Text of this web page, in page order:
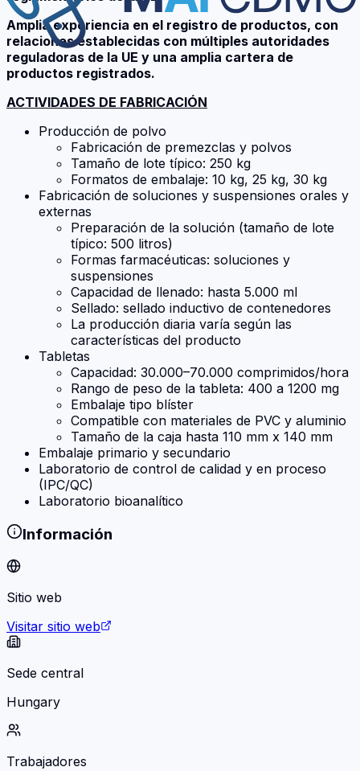
Amplia experiencia en el registro de productos, con
relaciones establecidas con múltiples autoridades
reguladoras de la UE y una amplia cartera de
productos registrados.
ACTIVIDADES DE FABRICACIÓN
Producción de polvo
Fabricación de premezclas y polvos
Tamaño de lote típico: 250 kg
Formatos de embalaje: 10 kg, 25 kg, 30 kg
Fabricación de soluciones y suspensiones orales y
externas
Preparación de la solución (tamaño de lote
típico: 500 litros)
Formas farmacéuticas: soluciones y
suspensiones
Capacidad de llenado: hasta 5.000 ml
Sellado: sellado inductivo de contenedores
La producción diaria varía según las
características del producto
Tabletas
Capacidad: 30.000–70.000 comprimidos/hora
Rango de peso de la tableta: 400 a 1200 mg
Embalaje tipo blíster
Compatible con materiales de PVC y aluminio
Tamaño de la caja hasta 110 mm x 140 mm
Embalaje primario y secundario
Laboratorio de control de calidad y en proceso
(IPC/QC)
Laboratorio bioanalítico
Información
Sitio web
Visitar sitio web
Sede central
Hungary
Trabajadores